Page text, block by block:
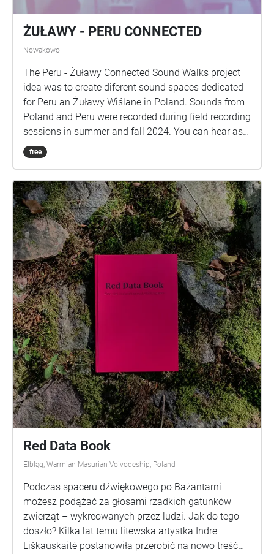
ŻUŁAWY - PERU CONNECTED
Nowakowo
The Peru - Żuławy Connected Sound Walks project
idea was to create diferent sound spaces dedicated
for Peru an Żuławy Wiślane in Poland. Sounds from
Poland and Peru were recorded during field recording
sessions in summer and fall 2024. You can hear as
well as loud and colourful sounds from Peru as quiet
and calm sounds of flat, alluvial and depression
with synthesized and tape looped sounds. Relax and
hear diferent sound spaces. This Walk is dedicated
only to Żuławy region. For Lima find another one
called "Peru - Żuławy Connected" „Sfinansowane
przez Unię Europejską NextGenerationEU” #KPO
#KPOdlakultury #KorzyściDlaCiebie
#NextGenerationEU #FunduszeEU
free
Red Data Book
Elbląg, Warmian-Masurian Voivodeship, Poland
Podczas spaceru dźwiękowego po Bażantarni
możesz podążać za głosami rzadkich gatunków
zwierząt – wykreowanych przez ludzi. Jak do tego
doszło? Kilka lat temu litewska artystka Indrė
Liškauskaitė postanowiła przerobić na nowo treść